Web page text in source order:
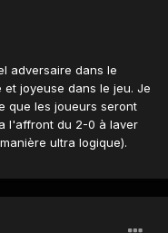
adversaire dans le
joyeuse dans le jeu. Je
que les joueurs seront
l'affront du 2-0 à laver
ultra logique).